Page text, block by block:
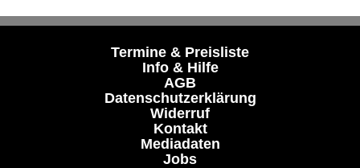
Termine & Preisliste
Info & Hilfe
AGB
Datenschutzerklärung
Widerruf
Kontakt
Mediadaten
Jobs